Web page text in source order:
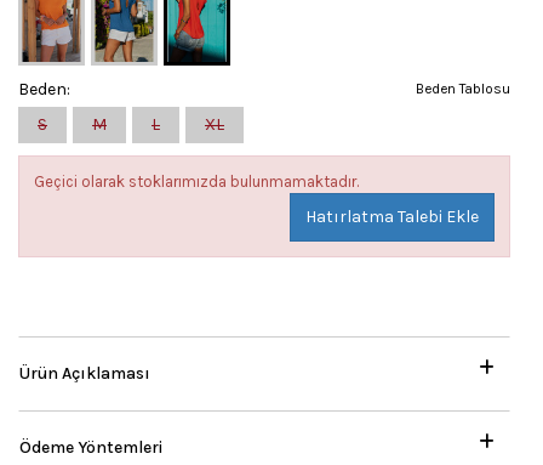
Beden Tablosu
Beden:
S
M L XL
Geçici olarak stoklarımızda bulunmamaktadır.
Hatırlatma Talebi Ekle
Ürün Açıklaması
Ödeme Yöntemleri